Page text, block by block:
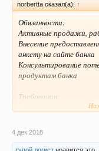
norbertta сказал(а): ↑
Обязанности:
Активные продажи,
Внесение
анкету на сайте банка
Консультирование
продуктам банка
Требования:
Уверенный
Наличие головной
Умение общаться с
4 дек 2018